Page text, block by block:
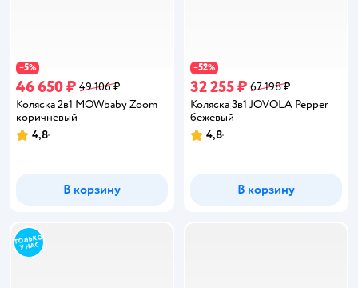
−5%
46 650 ₽ 49 106 ₽
Коляска 2в1 MOWbaby Zoom
коричневый
Рейтинг:
4,8
В корзину
−52%
32 255 ₽ 67 198 ₽
Коляска 3в1 JOVOLA Pepper
бежевый
Рейтинг:
4,8
В корзину